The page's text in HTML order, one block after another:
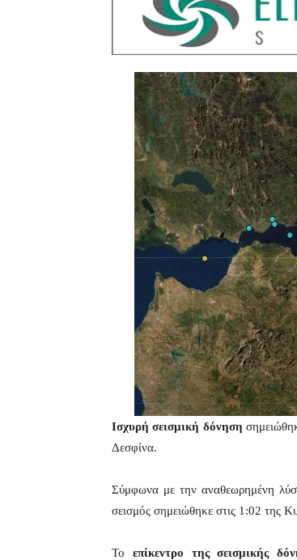
Ισχυρή σεισμική δόνηση
Δεσφίνα.
Σύμφωνα με την αναθεωρημένη
σεισμός σημειώθηκε στις 1:02 της
Το επίκεντρο της σεισμικής